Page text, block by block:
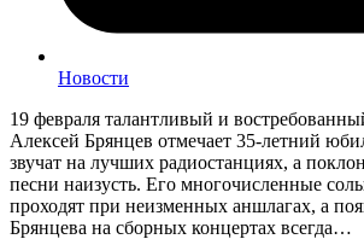
Новости
19 февраля талантливый и
Алексей Брянцев отмечает 35-летний
звучат на лучших радиостанциях, а
песни наизусть. Его многочисленные
проходят при неизменных аншлагах, а
Брянцева на сборных концертах всегда…